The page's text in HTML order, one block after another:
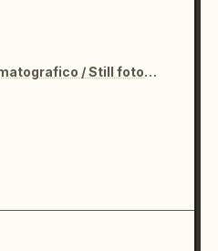
Fermo immagine cinematografico / Still fotografico